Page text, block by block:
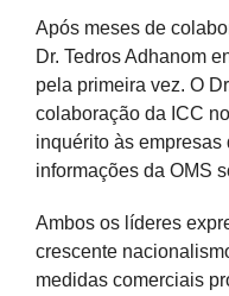
Após meses de
Dr. Tedros Adhanom
pela primeira vez. O
colaboração da ICC
inquérito às
informações da OMS
Ambos os líderes
crescente
medidas comerciais